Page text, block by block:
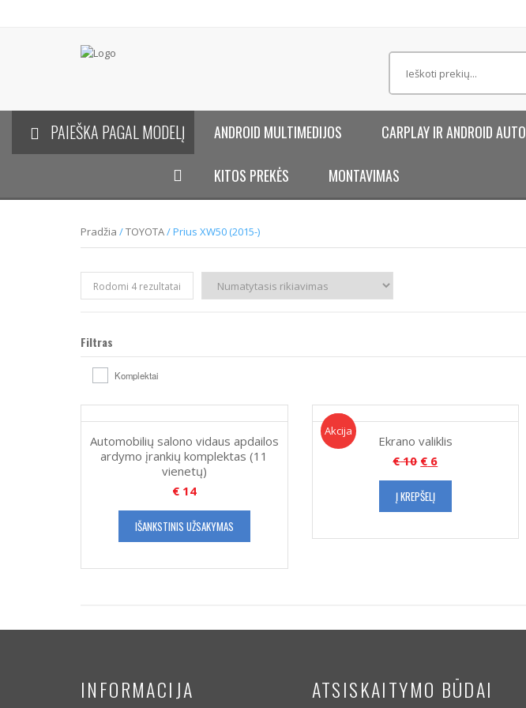
PAIEŠKA PAGAL MODELĮ ANDROID MULTIMEDIJOS CARPLAY IR ANDROID AUTO
KITOS PREKĖS MONTAVIMAS
Pradžia /TOYOTA/ Prius XW50 (2015-)
Rodomi 4 rezultatai
Filtras
Komplektai
Automobilių salono vidaus apdailos
ardymo įrankių komplektas (11
vienetų)
€14
IŠANKSTINIS UŽSAKYMAS
Akcija
Akcija!
Ekrano valiklis
€10 € 6
Į KREPŠELĮ
INFORMACIJA ATSISKAITYMO BŪDAI